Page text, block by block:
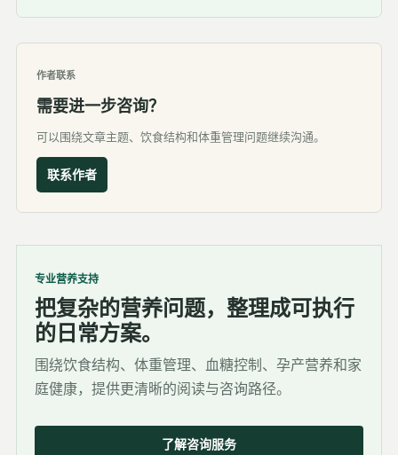
作者联系
需要进一步咨询？
可以围绕文章主题、饮食结构和体重管理问题继续沟通。
联系作者
专业营养支持
把复杂的营养问题，整理成可执行
的日常方案。
围绕饮食结构、体重管理、血糖控制、孕产营养和家
庭健康，提供更清晰的阅读与咨询路径。
了解咨询服务